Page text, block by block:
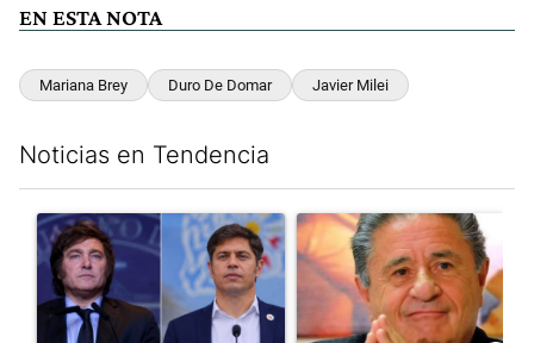
EN ESTA NOTA
Mariana Brey Duro De Domar Javier Milei
Noticias en Tendencia
Un artículo de tendencia con el título "Encuesta: Axel Kicillof y
Un artículo de tendencia con